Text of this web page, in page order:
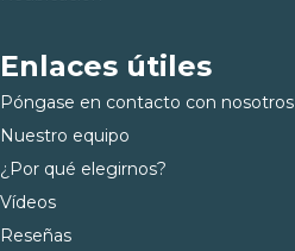
Enlaces útiles
Póngase en contacto con nosotros
Nuestro equipo
¿Por qué elegirnos?
Vídeos
Reseñas